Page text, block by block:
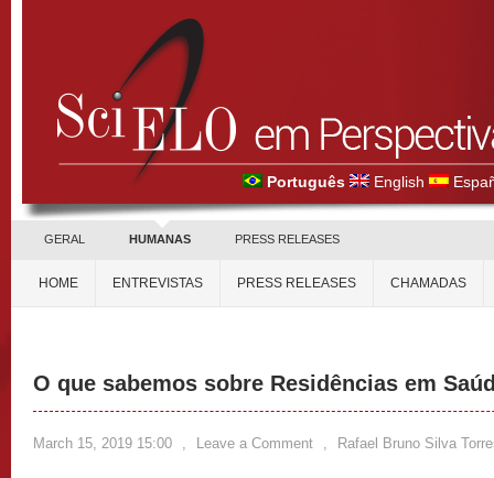
Português English
GERAL HUMANAS PRESS RELEASES
HOME ENTREVISTAS PRESS RELEASES CHAMADAS
O que sabemos sobre Residências em
March 15, 2019 15:00 , Leave a Comment , Rafael Bruno Silva